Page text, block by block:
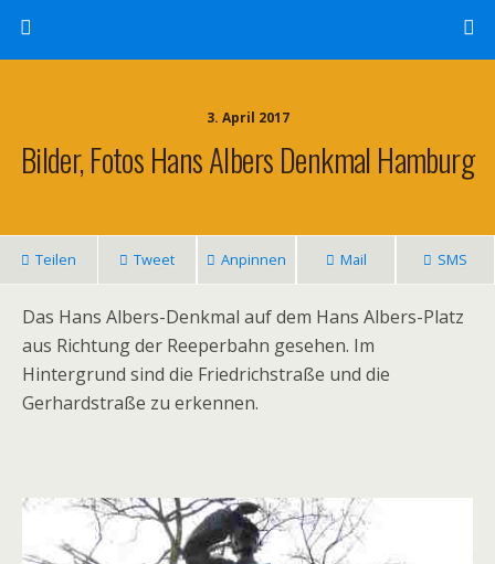
3. April 2017
Bilder, Fotos Hans Albers Denkmal Hamburg
Teilen Tweet Anpinnen Mail SMS
Das Hans Albers-Denkmal auf dem Hans Albers-Platz
aus Richtung der Reeperbahn gesehen. Im
Hintergrund sind die Friedrichstraße und die
Gerhardstraße zu erkennen.